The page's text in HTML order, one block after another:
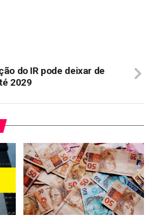
do IR pode deixar de
2029